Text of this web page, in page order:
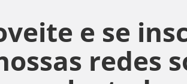
e se
redes